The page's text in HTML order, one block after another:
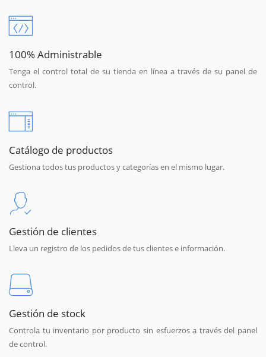
100% Administrable
Tenga el control total de su tienda en línea a través de su panel de
control.
Catálogo de productos
Gestiona todos tus productos y categorías en el mismo lugar.
Gestión de clientes
Lleva un registro de los pedidos de tus clientes e información.
Gestión de stock
Controla tu inventario por producto sin esfuerzos a través del panel
de control.